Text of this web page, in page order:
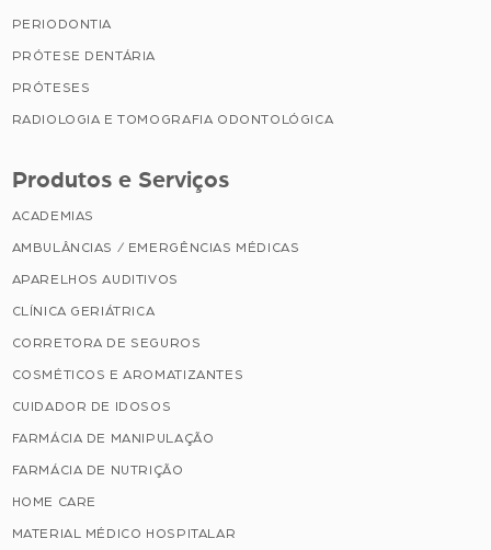
PERIODONTIA
PRÓTESE DENTÁRIA
PRÓTESES
RADIOLOGIA E TOMOGRAFIA ODONTOLÓGICA
Produtos e Serviços
ACADEMIAS
AMBULÂNCIAS / EMERGÊNCIAS MÉDICAS
APARELHOS AUDITIVOS
CLÍNICA GERIÁTRICA
CORRETORA DE SEGUROS
COSMÉTICOS E AROMATIZANTES
CUIDADOR DE IDOSOS
FARMÁCIA DE MANIPULAÇÃO
FARMÁCIA DE NUTRIÇÃO
HOME CARE
MATERIAL MÉDICO HOSPITALAR